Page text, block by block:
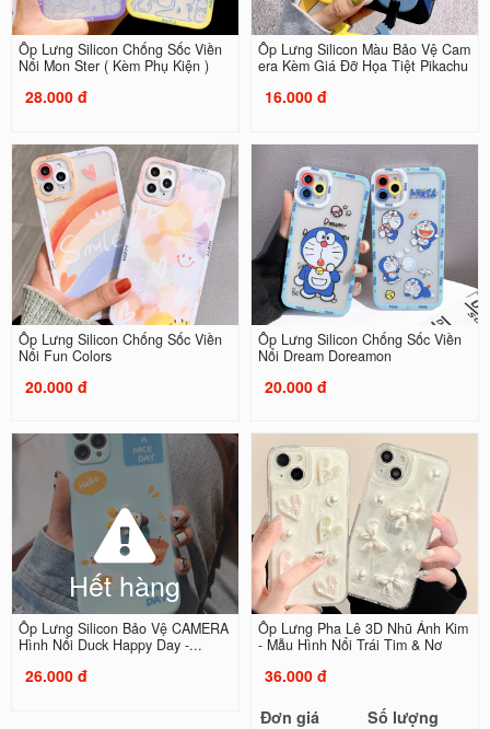
Ốp Lưng Silicon Chống Sốc Viền
Nổi Mon Ster ( Kèm Phụ Kiện )
28.000 đ
Ốp Lưng Silicon Màu Bảo Vệ Cam
era Kèm Giá Đỡ Họa Tiệt Pikachu
16.000 đ
Ốp Lưng Silicon Chống Sốc Viền
Nổi Fun Colors
20.000 đ
Ốp Lưng Silicon Chống Sốc Viền
Nổi Dream Doreamon
20.000 đ
Hết hàng
Ốp Lưng Silicon Bảo Vệ CAMERA
Hình Nổi Duck Happy Day -...
26.000 đ
Ốp Lưng Pha Lê 3D Nhũ Ánh Kim
- Mẫu Hình Nổi Trái Tim & Nơ
36.000 đ
Đơn giá
Số lượng